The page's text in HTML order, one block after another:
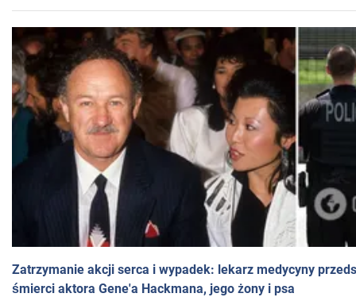
Zatrzymanie akcji serca i wypadek: lekarz medycyny
śmierci aktora Gene'a Hackmana, jego żony i psa